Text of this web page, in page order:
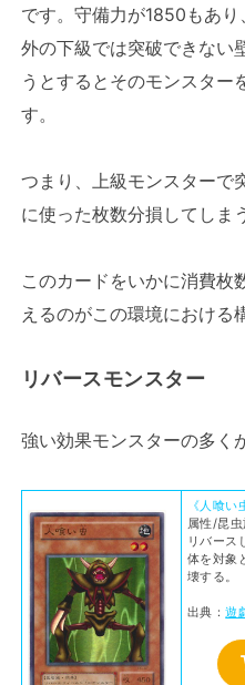
です。守備力が1850もあり、
外の下級では突破できない
うとするとそのモンスター
す。
つまり、上級モンスターで
に使った枚数分損してしま
このカードをいかに消費枚
えるのがこの環境における
リバースモンスター
強い効果モンスターの多く
《人喰い
属性/昆
リバース
体を対象
壊する。
出典：遊